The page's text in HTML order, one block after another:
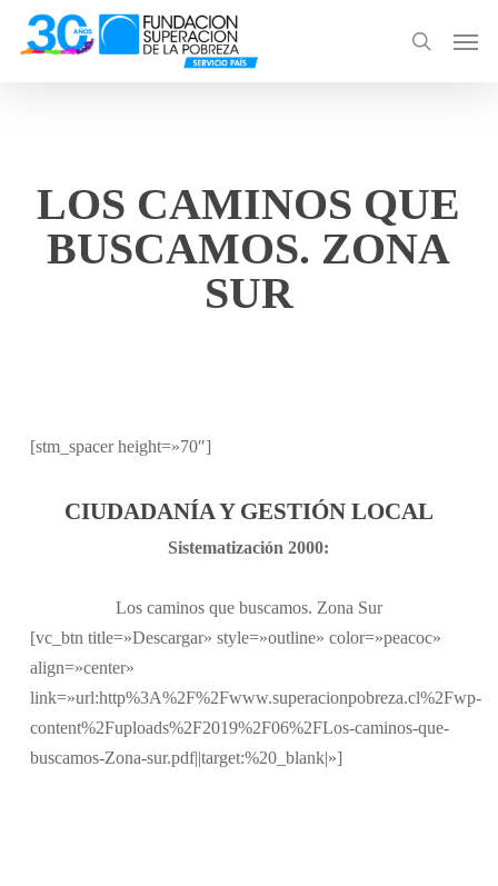
search
Menu
LOS CAMINOS QUE
BUSCAMOS. ZONA
SUR
[stm_spacer height=»70″]
CIUDADANÍA Y GESTIÓN LOCAL
Sistematización 2000:
Los caminos que buscamos. Zona Sur
[vc_btn title=»Descargar» style=»outline» color=»peacoc»
align=»center»
link=»url:http%3A%2F%2Fwww.superacionpobreza.cl%2Fwp-
content%2Fuploads%2F2019%2F06%2FLos-caminos-que-
buscamos-Zona-sur.pdf||target:%20_blank|»]